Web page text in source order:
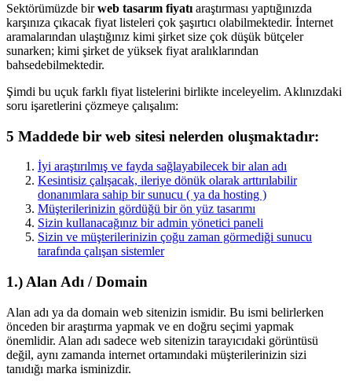
Sektörümüzde birweb tasarım fiyatı araştırması yaptığınızda
karşınıza çıkacak fiyat listeleri çok şaşırtıcı olabilmektedir. İnternet
aramalarından ulaştığınız kimi şirket size çok düşük bütçeler
sunarken; kimi şirket de yüksek fiyat aralıklarından
bahsedebilmektedir.
Şimdi bu uçuk farklı fiyat listelerini birlikte inceleyelim. Aklınızdaki
soru işaretlerini çözmeye çalışalım:
5 Maddede bir web sitesi nelerden oluşmaktadır:
İyi araştırılmış ve fayda sağlayabilecek bir alan adı
Kesintisiz çalışacak, ileriye dönük olarak arttırılabilir
donanımlara sahip bir sunucu ( ya da hosting )
Müşterilerinizin gördüğü bir ön yüz tasarımı
Sizin kullanacağınız bir admin yönetici paneli
Sizin ve müşterilerinizin çoğu zaman görmediği sunucu
tarafında çalışan sistemler
1.) Alan Adı / Domain
Alan adı ya da domain web sitenizin ismidir. Bu ismi belirlerken
önceden bir araştırma yapmak ve en doğru seçimi yapmak
önemlidir. Alan adı sadece web sitenizin tarayıcıdaki görüntüsü
değil, aynı zamanda internet ortamındaki müşterilerinizin sizi
tanıdığı marka isminizdir.